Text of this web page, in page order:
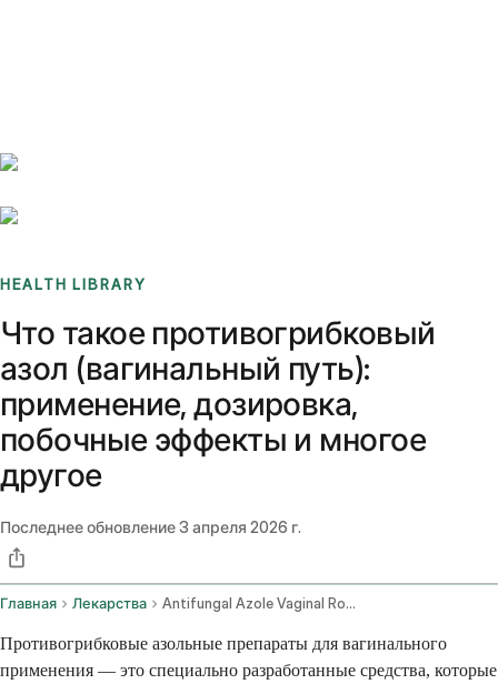
HEALTH LIBRARY
Что такое противогрибковый
азол (вагинальный путь):
применение, дозировка,
побочные эффекты и многое
другое
Последнее обновление3 апреля 2026 г.
Главная Лекарства Antifungal Azole Vaginal Route
Противогрибковые азольные препараты для вагинального
применения — это специально разработанные средства, которые